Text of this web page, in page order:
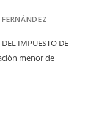
IMPUESTO DE
menor de